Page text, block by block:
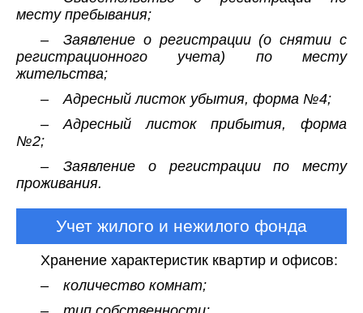
месту пребывания;
– Заявление о регистрации (о снятии с
регистрационного учета) по месту
жительства;
– Адресный листок убытия, форма №4;
– Адресный листок прибытия, форма
№2;
– Заявление о регистрации по месту
проживания.
Учет жилого и нежилого фонда
Хранение характеристик квартир и офисов:
– количество комнат;